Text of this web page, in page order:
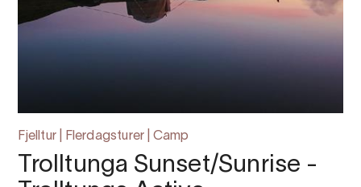
Fjelltur | Flerdagsturer | Camp
Trolltunga Sunset/Sunrise -